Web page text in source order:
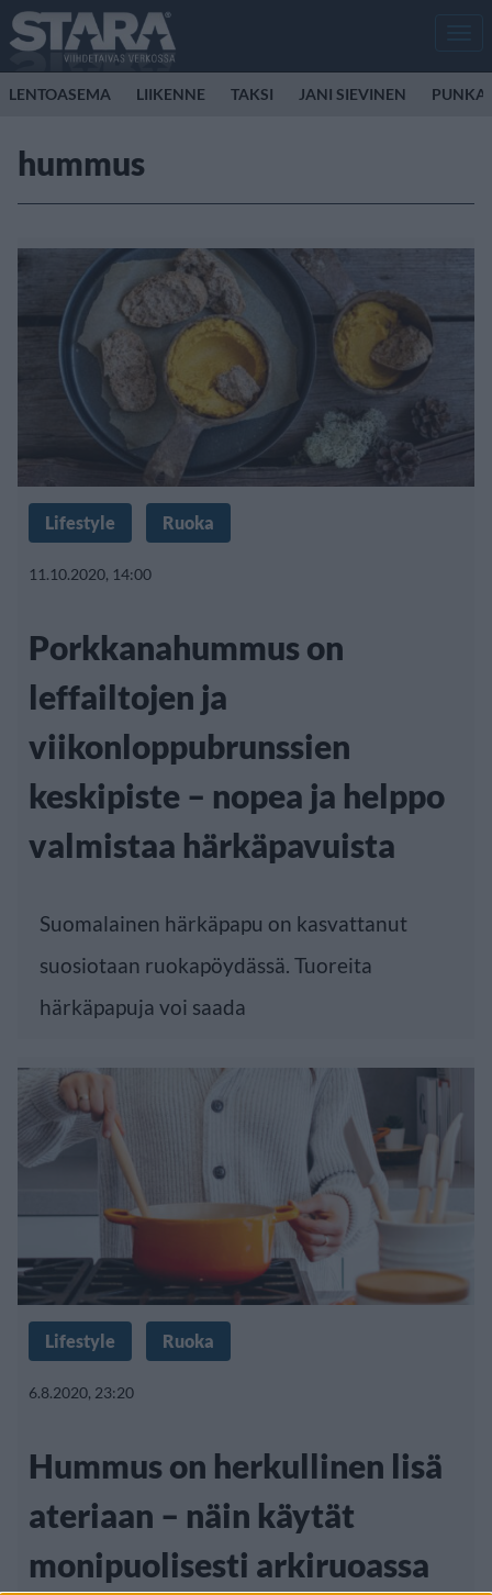
LENTOASEMA LIIKENNE TAKSI JANI SIEVINEN
hummus
Lifestyle Ruoka
11.10.2020, 14:00
Porkkanahummus on
leffailtojen ja
viikonloppubrunssien
keskipiste – nopea ja helppo
valmistaa härkäpavuista
Suomalainen härkäpapu on kasvattanut
suosiotaan ruokapöydässä. Tuoreita
härkäpapuja voi saada
Lifestyle Ruoka
6.8.2020, 23:20
Hummus on herkullinen lisä
ateriaan – näin käytät
monipuolisesti arkiruoassa